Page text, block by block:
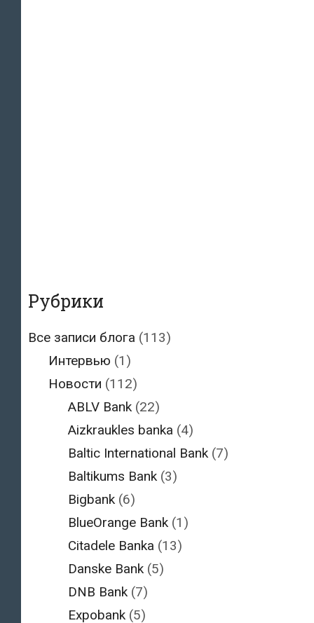
Рубрики
Все записи блога (113)
Интервью (1)
Новости (112)
ABLV Bank (22)
Aizkraukles banka (4)
Baltic International Bank (7)
Baltikums Bank (3)
Bigbank (6)
BlueOrange Bank (1)
Citadele Banka (13)
Danske Bank (5)
DNB Bank (7)
Expobank (5)